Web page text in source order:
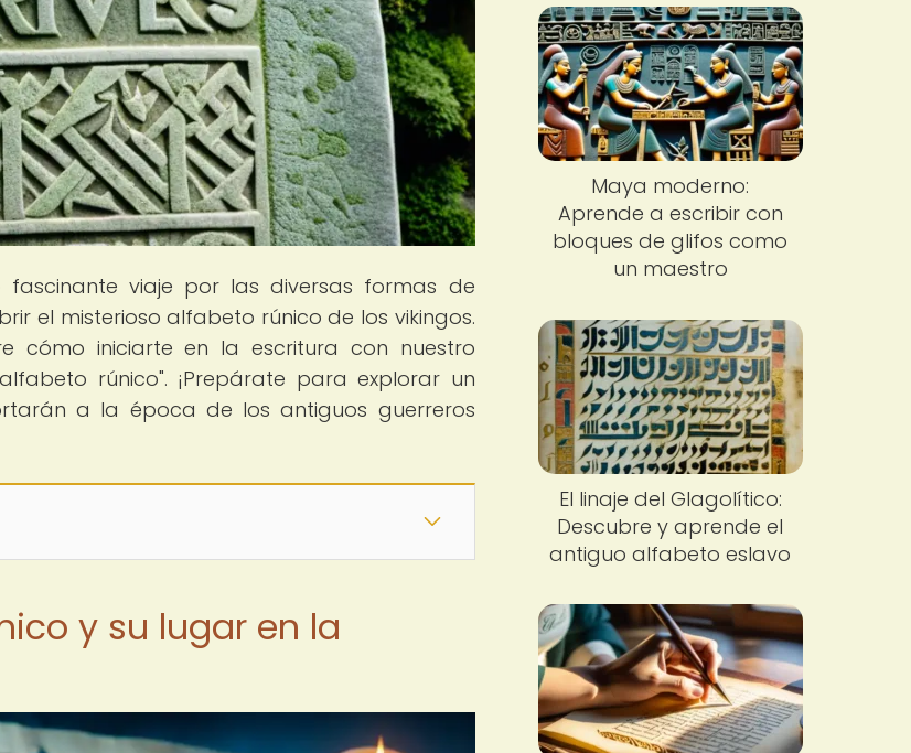
fascinante viaje por las diversas formas de
el misterioso alfabeto rúnico de los vikingos.
cómo iniciarte en la escritura con nuestro
rúnico". ¡Prepárate para explorar un
a la época de los antiguos guerreros
y su lugar en la
Maya moderno:
Aprende a escribir con
bloques de glifos como
un maestro
El linaje del Glagolítico:
Descubre y aprende el
antiguo alfabeto eslavo